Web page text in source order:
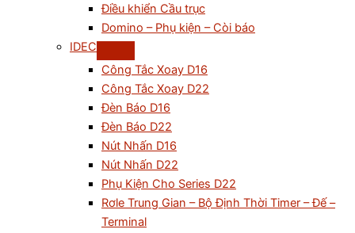
Điều khiển Cầu trục
Domino – Phụ kiện – Còi báo
IDEC
Công Tắc Xoay D16
Công Tắc Xoay D22
Đèn Báo D16
Đèn Báo D22
Nút Nhấn D16
Nút Nhấn D22
Phụ Kiện Cho Series D22
Rơle Trung Gian – Bộ Định Thời Timer – Đế –
Terminal